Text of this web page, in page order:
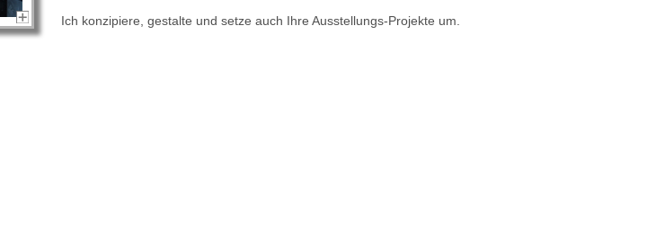
Ich konzipiere, gestalte und setze auch Ihre Ausstellungs-Projekte um.